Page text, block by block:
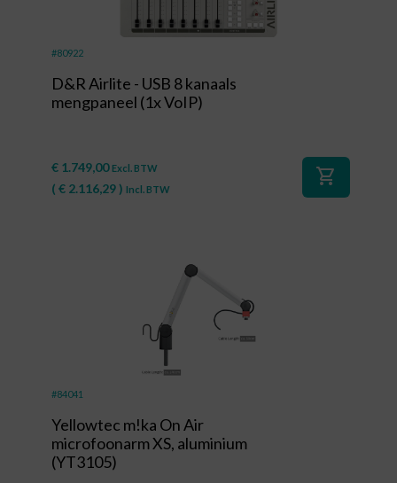
#80922
D&R Airlite - USB 8 kanaals
mengpaneel (1x VoIP)
€ 1.749,00 Excl. BTW
( € 2.116,29) Incl. BTW
shopping_cart
#84041
Yellowtec m!ka On Air
microfoonarm XS, aluminium
(YT3105)